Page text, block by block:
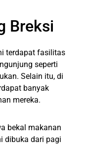
Breksi
terdapat fasilitas
seperti
Selain itu, di
banyak
mereka.
bekal makanan
dibuka dari pagi